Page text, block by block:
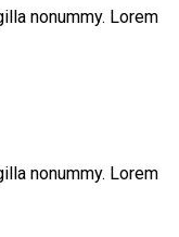
nonummy. Lorem
nonummy. Lorem